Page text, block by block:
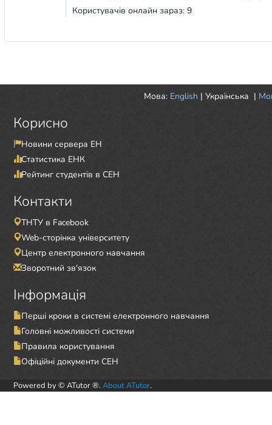
Користувачів онлайн зараз: 9
Мова: English | Українська |
Корисно
Новини сервера ЕН
Статистика ЕНК
Рейтинг студентів в СЕН
Контакти
ТНТУ в Facebook
Web-сторінка університету
Центр електронного навчання
Зворотний зв'язок
Інформація
Перші кроки в системі електронного навчання
Головні можливості системи
Правила користування
Офіційні документи СЕН
Powered by © ATutor ®. About ATutor.